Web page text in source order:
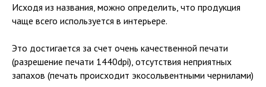
Исходя из названия, можно определить, что продукция
чаще всего используется в интерьере.
Это достигается за счет очень качественной печати
(разрешение печати 1440dpi), отсутствия неприятных
запахов (печать происходит экосольвентными чернилами)